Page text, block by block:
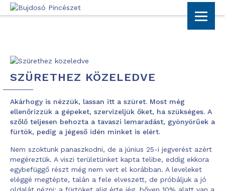
SZÜRETHEZ KÖZELEDVE
Akárhogy is nézzük, lassan itt a szüret. Most még
ellenőrizzük a gépeket, szervizeljük őket, ha szükséges. A
szőlő teljesen behozta a tavaszi lemaradást, gyönyörűek a
fürtök, pedig a jégeső idén minket is elért.
Nem szoktunk panaszkodni, de a június 25-i jegverést azért
megéreztük. A viszi területünket kapta telibe, eddig ekkora
egybefüggő részt még nem vert el korábban. A leveleket
eléggé megtépte, talán a fele elveszett, de próbáljuk a jó